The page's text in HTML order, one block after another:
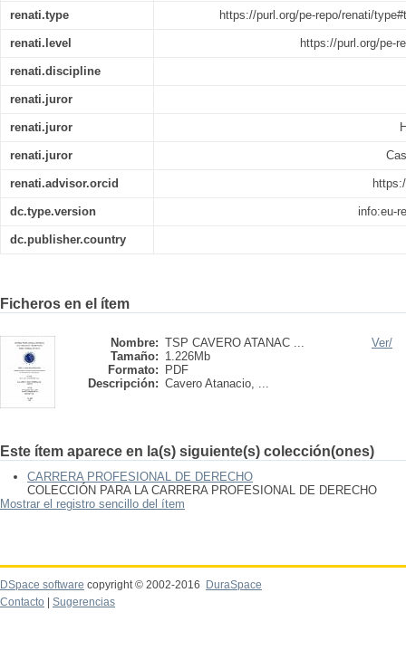
renati.type https://purl.org/pe-repo/renati/
renati.level https://purl.org/pe-
renati.discipline
renati.juror
renati.juror
renati.juror
renati.advisor.orcid
dc.type.version info:eu-
dc.publisher.country
Ficheros en el ítem
Nombre: TSP CAVERO ATANAC ...
Tamaño: 1.226Mb
Formato:
PDF
Descripción: Cavero Atanacio, ...
Ver/
Este ítem aparece en la(s) siguiente(s) colección(ones)
CARRERA PROFESIONAL DE DERECHO
COLECCIÓN PARA LA CARRERA PROFESIONAL DE DERECHO
Mostrar el registro sencillo del ítem
DSpace software copyright © 2002-2016
DuraSpace
Contacto
Sugerencias